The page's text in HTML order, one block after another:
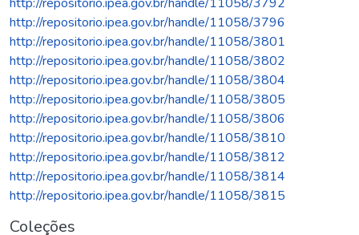
http://repositorio.ipea.gov.br/handle/11058/3796
http://repositorio.ipea.gov.br/handle/11058/3801
http://repositorio.ipea.gov.br/handle/11058/3802
http://repositorio.ipea.gov.br/handle/11058/3804
http://repositorio.ipea.gov.br/handle/11058/3805
http://repositorio.ipea.gov.br/handle/11058/3806
http://repositorio.ipea.gov.br/handle/11058/3810
http://repositorio.ipea.gov.br/handle/11058/3812
http://repositorio.ipea.gov.br/handle/11058/3814
http://repositorio.ipea.gov.br/handle/11058/3815
Coleções